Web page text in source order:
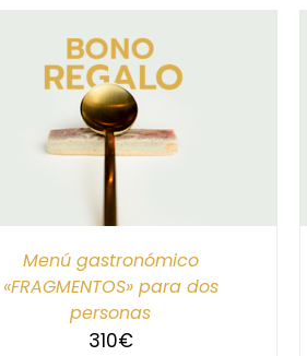
Menú gastronómico
«FRAGMENTOS» para dos
personas
310€
SELECCIONAR IMPORTE